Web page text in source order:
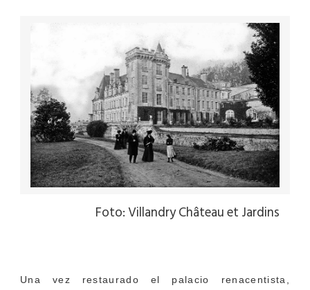
Foto: Villandry Château et Jardins
Una vez restaurado el palacio renacentista,